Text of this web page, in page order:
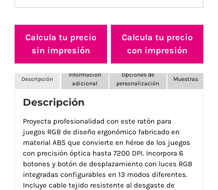
Calcula tu precio
sin impresión
Calcula tu precio
con impresión
Descripción
Información
adicional
Opciones de
personalización
Muestras
Descripción
Proyecta profesionalidad con este ratón para
juegos RGB de diseño ergonómico fabricado en
material ABS que convierte en héroe de los juegos
con precisión óptica hasta 7200 DPI. Incorpora 6
botones y botón de desplazamiento con luces RGB
integradas configurables en 13 modos diferentes.
Incluye cable tejido resistente al desgaste de